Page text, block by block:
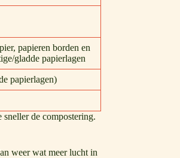
papieren borden en
gladde papierlagen
papierlagen)
de compostering.
weer wat meer lucht in